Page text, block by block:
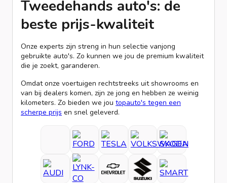
Tweedehands auto's: de
beste prijs-kwaliteit
Onze experts zijn streng in hun selectie vanjong
gebruikte auto's. Zo kunnen we jou de premium kwaliteit
die je zoekt, garanderen.
Omdat onze voertuigen rechtstreeks uit showrooms en
van bij dealers komen, zijn ze jong en hebben ze weinig
kilometers. Zo bieden we jou topauto's tegen een
scherpe prijs en snel geleverd.